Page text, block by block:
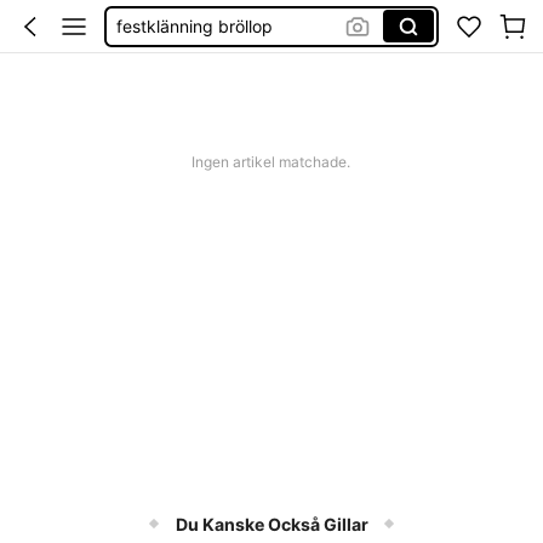
boho klänning
Ingen artikel matchade.
Du Kanske Också Gillar